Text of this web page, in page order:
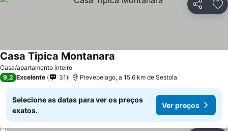
Partilhar
Casa/apartamento inteiro
Casa Tipica Montanara
9,2 Excelente 31 Pievepelago, a 15.6 km de Sestola
Selecione as datas para ver os preços
exatos.
Ver preços